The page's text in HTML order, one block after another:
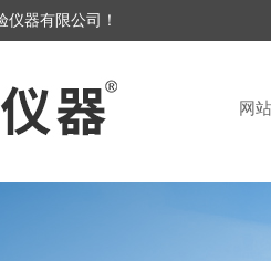
器有限公司！
网